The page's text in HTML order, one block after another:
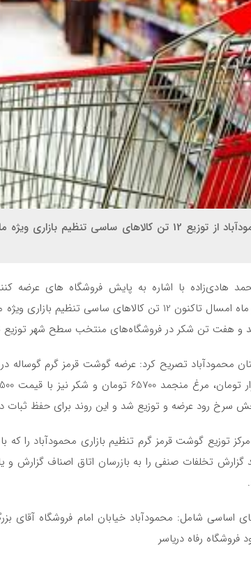
مدیر جهاد کشاورزی محمودآباد از توزیع 12 تن کالاهای
هادی‌زاده با اشاره به پایش فروشگاه های عرضه
شهرستان، گفت: از اول تیر ماه امسال تاکنون 12 تن
و هفت تن شکر در فروشگاه‌های منتخب سطح شهر
محمودآباد تصریح کرد: عرضه گوشت قرمز گرم گوساله
رود عرضه و توزیع شد و این روند برای حفظ ثبات در
مرکز توزیع گوشت قرمز گرم تنظیم بازاری محمودآباد را
اساسی شامل: محمودآباد خیابان امام فروشگاه آقای
رفاه دریاسر